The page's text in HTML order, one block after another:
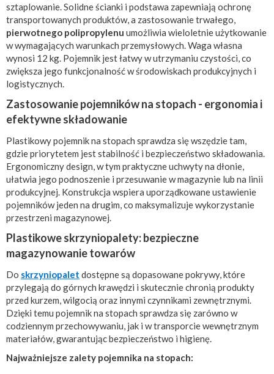
sztaplowanie. Solidne ścianki i podstawa zapewniają ochronę
transportowanych produktów, a zastosowanie trwałego,
pierwotnego polipropylenu umożliwia wieloletnie użytkowanie
w wymagających warunkach przemysłowych. Waga własna
wynosi 12 kg. Pojemnik jest łatwy w utrzymaniu czystości, co
zwiększa jego funkcjonalność w środowiskach produkcyjnych i
logistycznych.
Zastosowanie pojemników na stopach - ergonomia i
efektywne składowanie
Plastikowy pojemnik na stopach sprawdza się wszędzie tam,
gdzie priorytetem jest stabilność i bezpieczeństwo składowania.
Ergonomiczny design, w tym praktyczne uchwyty na dłonie,
ułatwia jego podnoszenie i przesuwanie w magazynie lub na linii
produkcyjnej. Konstrukcja wspiera uporządkowane ustawienie
pojemników jeden na drugim, co maksymalizuje wykorzystanie
przestrzeni magazynowej.
Plastikowe skrzyniopalety: bezpieczne
magazynowanie towarów
Do skrzyniopalet dostępne są dopasowane pokrywy, które
przylegają do górnych krawędzi i skutecznie chronią produkty
przed kurzem, wilgocią oraz innymi czynnikami zewnętrznymi.
Dzięki temu pojemnik na stopach sprawdza się zarówno w
codziennym przechowywaniu, jak i w transporcie wewnętrznym
materiałów, gwarantując bezpieczeństwo i higienę.
Najważniejsze zalety pojemnika na stopach: